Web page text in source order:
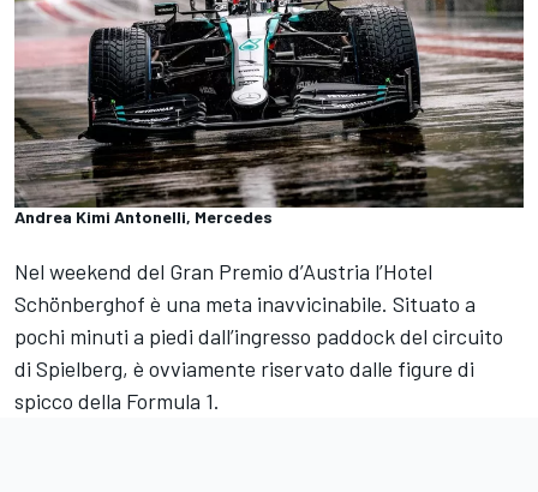
Andrea Kimi Antonelli, Mercedes
Nel weekend del Gran Premio d’Austria l’Hotel
Schönberghof è una meta inavvicinabile. Situato a
pochi minuti a piedi dall’ingresso paddock del circuito
di Spielberg, è ovviamente riservato dalle figure di
spicco della Formula 1.